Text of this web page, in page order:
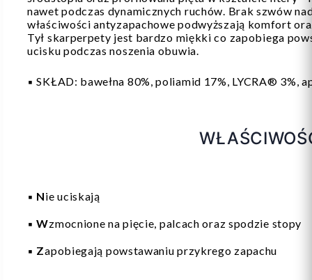
nawet podczas dynamicznych ruchów. Brak szwów
właściwości antyzapachowe podwyższają komfort
Tył skarperpety jest bardzo miękki co zapobiega
ucisku podczas noszenia obuwia.
▪️ SKŁAD: bawełna 80%, poliamid 17%, LYCRA® 3%,
▪️ Nie uciskają
▪️Wzmocnione na pięcie, palcach oraz spodzie stopy
▪️ Zapobiegają powstawaniu przykrego zapachu